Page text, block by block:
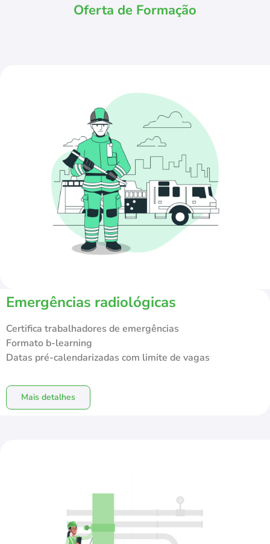
Oferta de Formação
Emergências radiológicas
Certifica trabalhadores de emergências
Formato b-learning
Datas pré-calendarizadas com limite de vagas
Mais detalhes